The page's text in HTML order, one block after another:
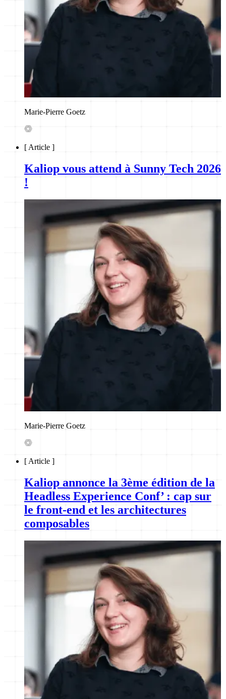
Marie-Pierre Goetz
[ Article ]
Kaliop vous attend à Sunny Tech 2026
!
Marie-Pierre Goetz
[ Article ]
Kaliop annonce la 3ème édition de la
Headless Experience Conf’ : cap sur
le front-end et les architectures
composables